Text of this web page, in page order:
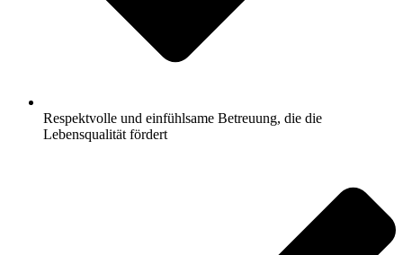
Respektvolle und einfühlsame Betreuung, die die
Lebensqualität fördert